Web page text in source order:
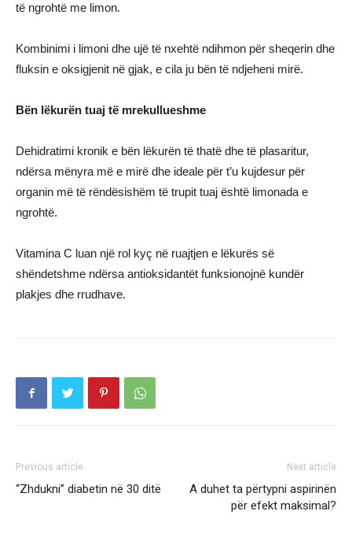
të ngrohtë me limon.
Kombinimi i limoni dhe ujë të nxehtë ndihmon për sheqerin dhe
fluksin e oksigjenit në gjak, e cila ju bën të ndjeheni mirë.
Bën lëkurën tuaj të mrekullueshme
Dehidratimi kronik e bën lëkurën të thatë dhe të plasaritur,
ndërsa mënyra më e mirë dhe ideale për t’u kujdesur për
organin më të rëndësishëm të trupit tuaj është limonada e
ngrohtë.
Vitamina C luan një rol kyç në ruajtjen e lëkurës së
shëndetshme ndërsa antioksidantët funksionojnë kundër
plakjes dhe rrudhave.
Previous article
“Zhdukni” diabetin në 30 ditë
Next article
A duhet ta përtypni aspirinën
për efekt maksimal?